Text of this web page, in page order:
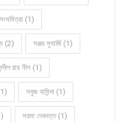
সংঘমিত্রা (1)
(2) সঞ্জয় মুখার্জি (1)
রায় নীল (1)
সবুজ বাসিন্দা (1)
সরমা দেবদত্ত (1)